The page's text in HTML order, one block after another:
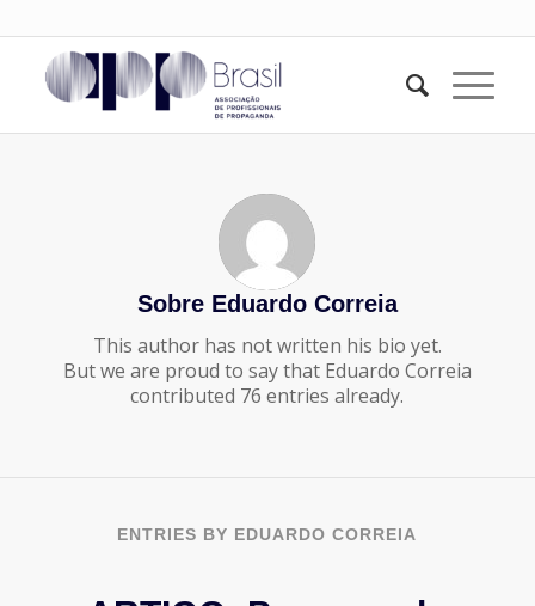
Sobre Eduardo Correia
This author has not written his bio yet.
But we are proud to say that Eduardo Correia
contributed 76 entries already.
ENTRIES BY EDUARDO CORREIA